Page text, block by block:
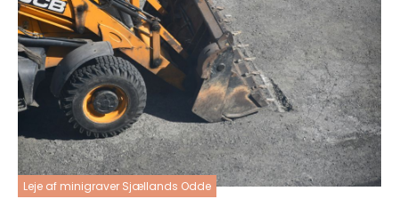
Leje af minigraver Sjællands Odde